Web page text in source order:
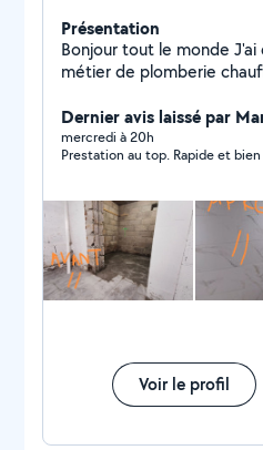
Présentation
Bonjour tout le monde
métier de plomberie
Remplacement BEC,
Remplacement chaudière
débouchage.... Etc Dès
Dernier avis laissé par
mercredi à 20h
Prestation au top. Rapide et
Voir le profil